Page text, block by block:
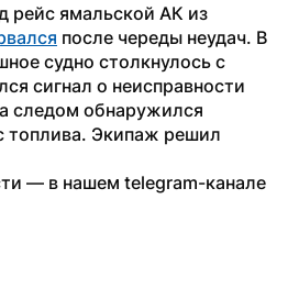
рейс ямальской АК из
после череды неудач. В
судно столкнулось с
сигнал о неисправности
следом обнаружился
топлива. Экипаж решил